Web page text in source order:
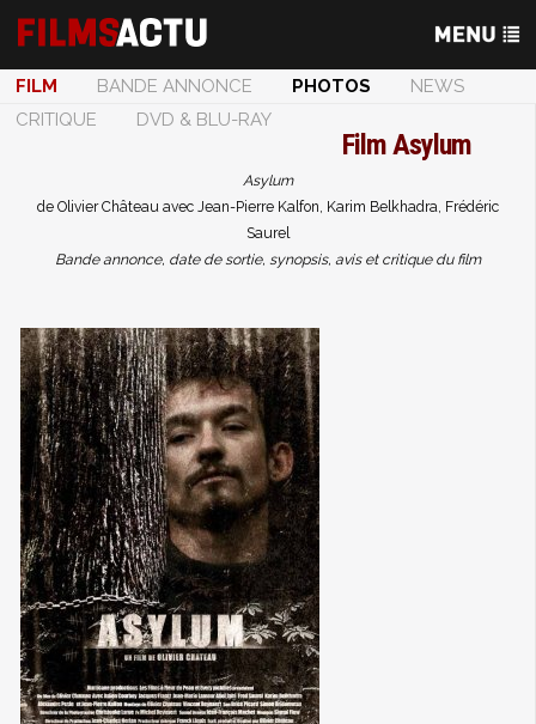
FILM BANDE ANNONCE PHOTOS
NEWS
CRITIQUE
DVD & BLU-RAY
FilmAsylum
Asylum
de Olivier Château avec Jean-Pierre Kalfon, Karim Belkhadra, Frédéric
Saurel
Bande annonce, date de sortie, synopsis, avis et critique du film